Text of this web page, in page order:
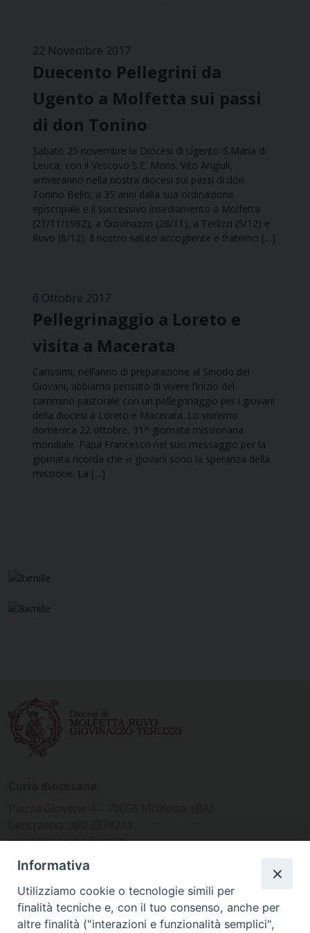
22 Novembre 2017
Duecento Pellegrini da
Ugento a Molfetta sui passi
di don Tonino
Sabato 25 novembre la Diocesi di Ugento-S.Maria di
Leuca, con il Vescovo S.E. Mons. Vito Angiuli,
arriveranno nella nostra diocesi sui passi di don
Tonino Bello, a 35 anni dalla sua ordinazione
episcopale e il successivo insediamento a Molfetta
(21/11/1982), a Giovinazzo (28/11), a Terlizzi (5/12) e
Ruvo (8/12). Il nostro saluto accogliente e fraterno […]
6 Ottobre 2017
Pellegrinaggio a Loreto e
visita a Macerata
Carissimi, nell’anno di preparazione al Sinodo dei
Giovani, abbiamo pensato di vivere l’inizio del
cammino pastorale con un pellegrinaggio per i giovani
della diocesi a Loreto e Macerata. Lo vivremo
domenica 22 ottobre, 91^ giornata missionaria
mondiale. Papa Francesco nel suo messaggio per la
giornata ricorda che «i giovani sono la speranza della
missione. La […]
www.diocesimolfetta.it –
diocesimolfetta@pec.chiesacattolica.it
Ufficio Comunicazioni sociali
Piazza Giovene 4 – 70056 Molfetta (BA)
Informativa
Utilizziamo cookie o tecnologie simili per
finalità tecniche e, con il tuo consenso, anche per
altre finalità ("interazioni e funzionalità semplici",